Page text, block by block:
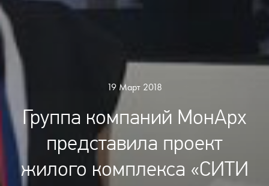
19 Март 2018
Группа компаний МонАрх
представила проект
жилого комплекса «СИТИ